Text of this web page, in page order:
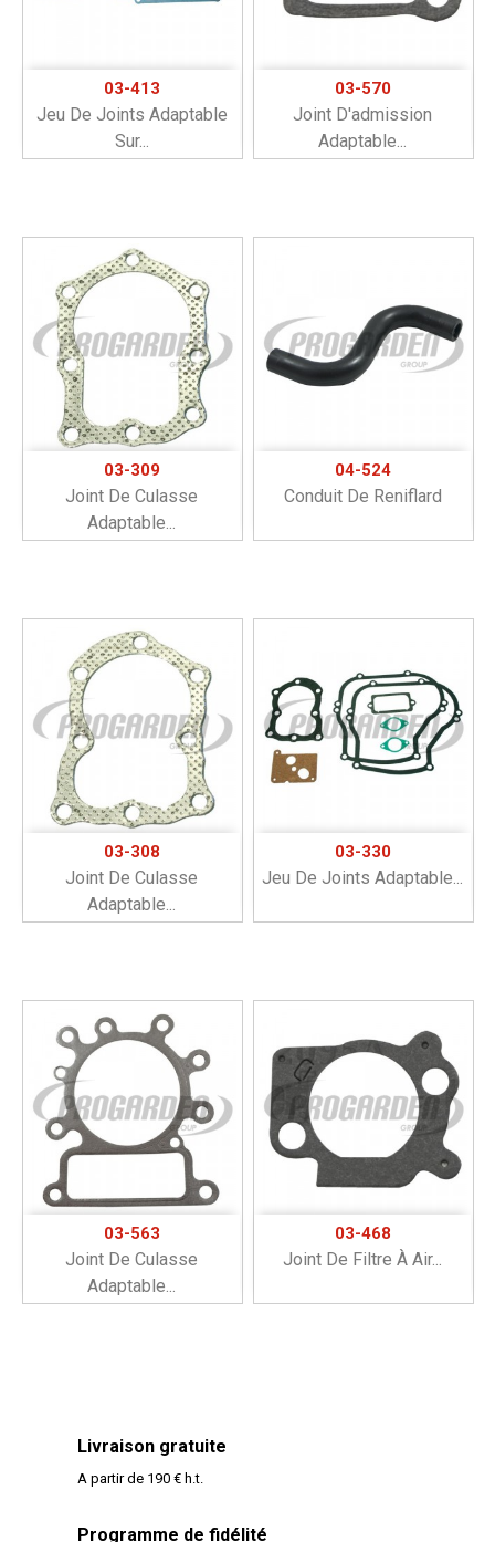
03-413
Jeu De Joints Adaptable
Sur...
03-570
Joint D'admission
Adaptable...
03-309
Joint De Culasse
Adaptable...
04-524
Conduit De Reniflard
03-308
Joint De Culasse
Adaptable...
03-330
Jeu De Joints Adaptable...
03-563
Joint De Culasse
Adaptable...
03-468
Joint De Filtre À Air...
Livraison gratuite
A partir de 190 € h.t.
Programme de fidélité